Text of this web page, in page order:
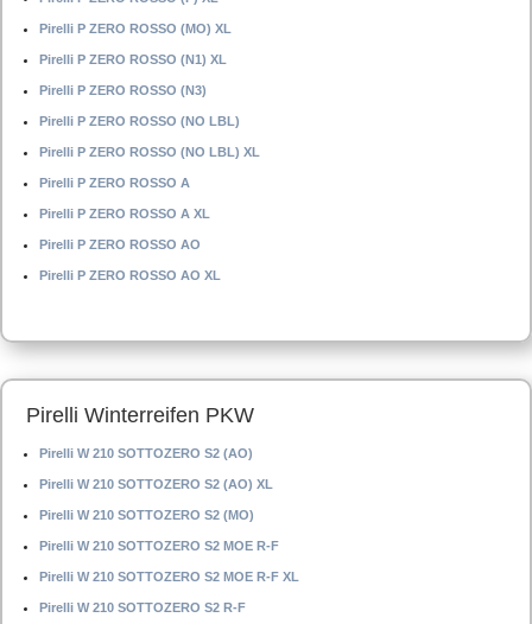
Pirelli P ZERO ROSSO (MO) XL
Pirelli P ZERO ROSSO (N1) XL
Pirelli P ZERO ROSSO (N3)
Pirelli P ZERO ROSSO (NO LBL)
Pirelli P ZERO ROSSO (NO LBL) XL
Pirelli P ZERO ROSSO A
Pirelli P ZERO ROSSO A XL
Pirelli P ZERO ROSSO AO
Pirelli P ZERO ROSSO AO XL
Pirelli Winterreifen PKW
Pirelli W 210 SOTTOZERO S2 (AO)
Pirelli W 210 SOTTOZERO S2 (AO) XL
Pirelli W 210 SOTTOZERO S2 (MO)
Pirelli W 210 SOTTOZERO S2 MOE R-F
Pirelli W 210 SOTTOZERO S2 MOE R-F XL
Pirelli W 210 SOTTOZERO S2 R-F